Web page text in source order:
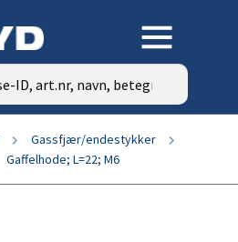
Gassfjær/endestykker
Gaffelhode; L=22; M6